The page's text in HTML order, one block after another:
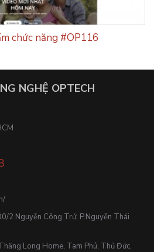
chức năng #OP116
NGHỆ OPTECH
Nguyễn Công Trứ, P.Nguyễn Thái
Long Home, Tam Phú, Thủ Đức,